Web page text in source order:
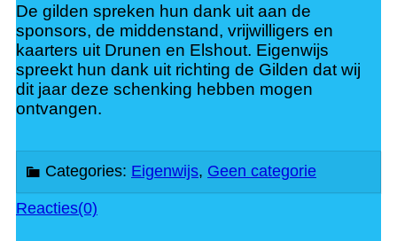
De gilden spreken hun dank uit aan de
sponsors, de middenstand, vrijwilligers en
kaarters uit Drunen en Elshout. Eigenwijs
spreekt hun dank uit richting de Gilden dat wij
dit jaar deze schenking hebben mogen
ontvangen.
Categories: Eigenwijs, Geen categorie
Reacties(0)